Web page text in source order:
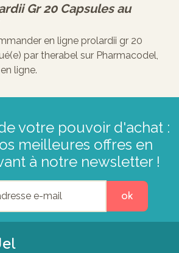
Gr 20 Capsulesau
en ligne prolardii gr 20
par therabel sur Pharmacodel,
ligne.
votre pouvoir d'achat :
meilleures offres en
à notre newsletter !
ok